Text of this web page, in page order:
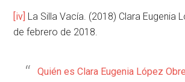
[iv] La Silla Vacía. (2018) Clara Eugenia
de febrero de 2018.
Quién es Clara Eugenia López